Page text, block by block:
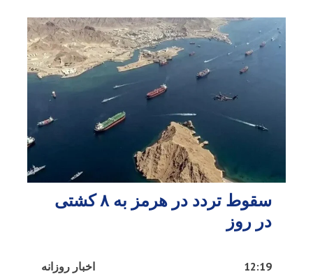
سقوط تردد در هرمز به ۸ کشتی
در روز
اخبار روزانه 12:19